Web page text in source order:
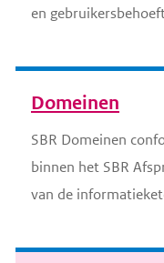
e
en
Domeinen
SBR Domeinen
binnen het SBR
van de